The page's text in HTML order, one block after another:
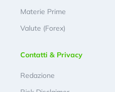
Materie Prime
Valute (Forex)
Contatti & Privacy
Redazione